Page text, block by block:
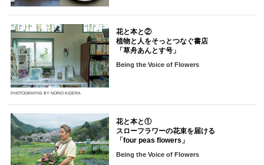
PHOTOGRAPHS BY NORIO KIDERA
花と本と②
植物と人をそっとつなぐ書店
「草舟あんとす号」
Being the Voice of Flowers
花と本と①
スローフラワーの花束を届ける
「four peas flowers」
Being the Voice of Flowers